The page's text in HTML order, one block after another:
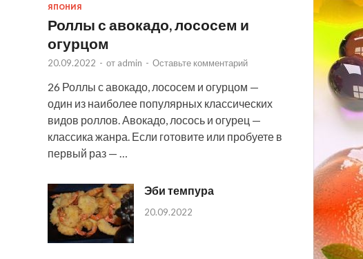
ЯПОНИЯ
Роллы с авокадо, лососем и
огурцом
20.09.2022 - от admin - Оставьте комментарий
26 Роллы с авокадо, лососем и огурцом —
один из наиболее популярных классических
видов роллов. Авокадо, лосось и огурец —
классика жанра. Если готовите или пробуете в
первый раз — …
Эби темпура
20.09.2022